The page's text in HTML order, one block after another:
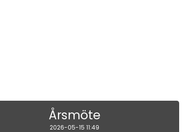
produkter har lanserats på
Glimma HK Team shop.
2026-05-11 08:32